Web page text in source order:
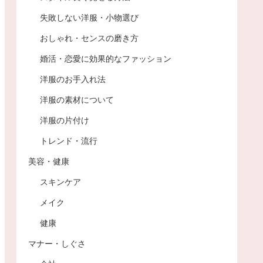
失敗しない洋服・小物選び
おしゃれ・センスの磨き方
婚活・恋愛に効果的なファッション
洋服のお手入れ法
洋服の素材について
洋服の片付け
トレンド・流行
美容・健康
スキンケア
メイク
健康
マナー・しぐさ